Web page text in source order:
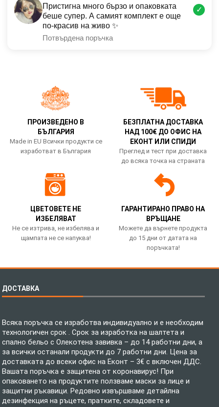
Пристигна много бързо и опаковката
беше супер. А самият комплект е още
по-красив на живо ✨
Потвърдена поръчка
✓
ПРОИЗВЕДЕНО В
БЪЛГАРИЯ
Made in EU Всички продукти се
изработват в България
БЕЗПЛАТНА ДОСТАВКА
НАД 100€ ДО ОФИС НА
ЕКОНТ ИЛИ СПИДИ
Преглед и тест при доставка
до всяка точка на страната
ЦВЕТОВЕТЕ НЕ
ИЗБЕЛЯВАТ
Не се изтрива, не избелява и
щампата не се напуква!
ГАРАНТИРАНО ПРАВО НА
ВРЪЩАНЕ
Можете да върнете продукта
до 15 дни от датата на
поръчката!
ДОСТАВКА
Всяка поръчка се изработва индивидуално и е необходим
технологичен срок . Срок за изработка на шалтета и
спално бельо с Олекотена завивка – до 14 работни дни, а
за всички останали продукти до 7 работни дни. Цена за
доставката до всеки офис на Еконт – 3€ с включен ДДС.
Вашата поръчка е защитена от коронавирус! При
опаковането на продуктите ползваме маски за лице и
защитни ръкавици. Редовно извършваме детайлна
дезинфекция на ръцете, пратките, складовете и